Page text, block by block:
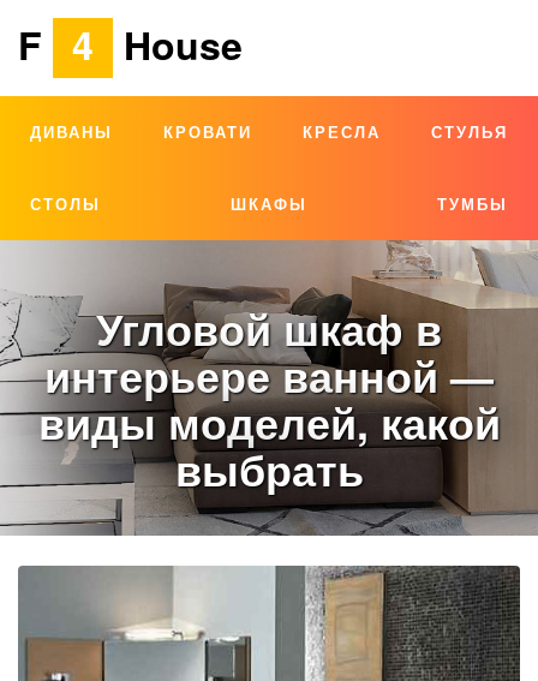
F 4 House
ДИВАНЫ КРОВАТИ КРЕСЛА СТУЛЬЯ
СТОЛЫ ШКАФЫ ТУМБЫ
Угловой шкаф в
интерьере ванной —
виды моделей, какой
выбрать